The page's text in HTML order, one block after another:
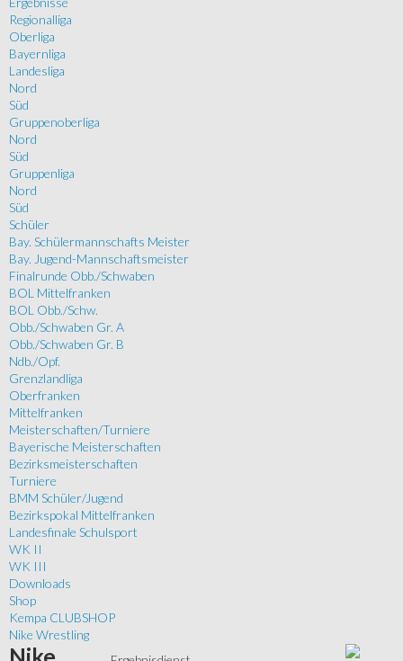
Regionalliga
Oberliga
Bayernliga
Landesliga
Nord
Süd
Gruppenoberliga
Nord
Süd
Gruppenliga
Nord
Süd
Schüler
Bay. Schülermannschafts Meister
Bay. Jugend-Mannschaftsmeister
Finalrunde Obb./Schwaben
BOL Mittelfranken
BOL Obb./Schw.
Obb./Schwaben Gr. A
Obb./Schwaben Gr. B
Ndb./Opf.
Grenzlandliga
Oberfranken
Mittelfranken
Meisterschaften/Turniere
Bayerische Meisterschaften
Bezirksmeisterschaften
Turniere
BMM Schüler/Jugend
Bezirkspokal Mittelfranken
Landesfinale Schulsport
WK II
WK III
Downloads
Shop
Kempa CLUBSHOP
Nike Wrestling